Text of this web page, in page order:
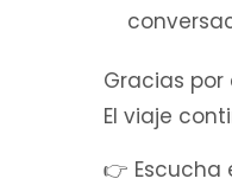
Gracias por
El viaje
👉 Escucha